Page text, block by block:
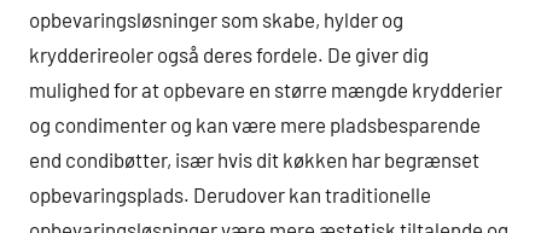
opbevaringsløsninger som skabe, hylder og
krydderireoler også deres fordele. De giver dig
mulighed for at opbevare en større mængde krydderier
og condimenter og kan være mere pladsbesparende
end condibøtter, især hvis dit køkken har begrænset
opbevaringsplads. Derudover kan traditionelle